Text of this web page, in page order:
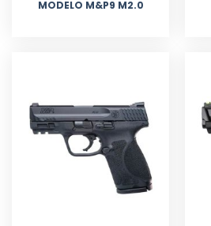
MODELO M&P9 M2.0